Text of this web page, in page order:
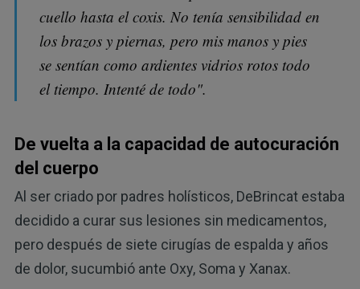
cuello hasta el coxis. No tenía sensibilidad en
los brazos y piernas, pero mis manos y pies
se sentían como ardientes vidrios rotos todo
el tiempo. Intenté de todo".
De vuelta a la capacidad de autocuración
del cuerpo
Al ser criado por padres holísticos, DeBrincat estaba
decidido a curar sus lesiones sin medicamentos,
pero después de siete cirugías de espalda y años
de dolor, sucumbió ante Oxy, Soma y Xanax.